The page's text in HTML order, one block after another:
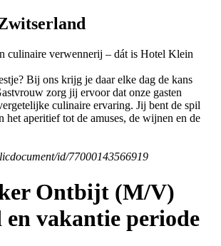
culinaire verwennerij – dát is Hotel Klein
Bij ons krijg je daar elke dag de kans
zorg jij ervoor dat onze gasten
culinaire ervaring. Jij bent de spil
het aperitief tot de amuses, de wijnen en de
Ontbijt (M/V)
en vakantie periode